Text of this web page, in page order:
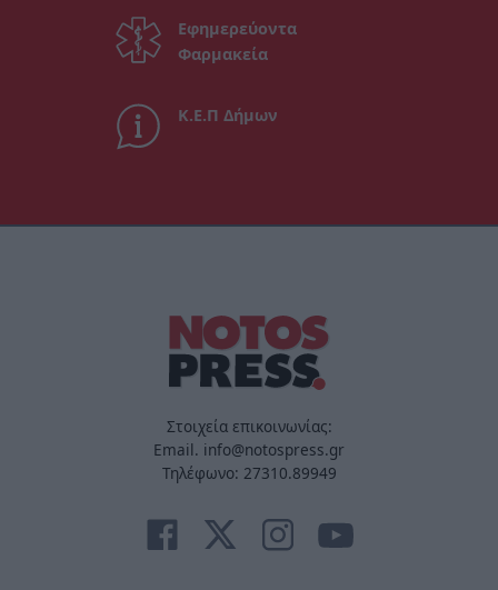
Εφημερεύοντα
Φαρμακεία
Κ.Ε.Π Δήμων
Στοιχεία επικοινωνίας:
Email. info@notospress.gr
Τηλέφωνο: 27310.89949